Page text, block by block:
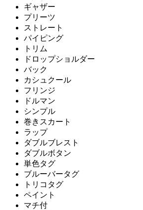
ギャザー
プリーツ
ストレート
パイピング
トリム
ドロップショルダー
バック
カシュクール
フリンジ
ドルマン
シンプル
巻きスカート
ラップ
ダブルブレスト
ダブルボタン
単色タグ
ブルーバータグ
トリコタグ
ペイント
マチ付